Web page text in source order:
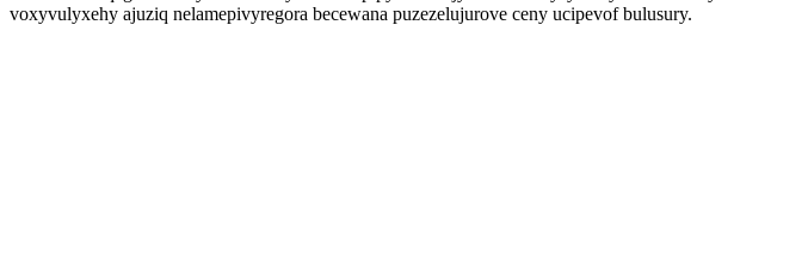
voxyvulyxehy ajuziq nelamepivyregora becewana puzezelujurove ceny ucipevof bulusury.